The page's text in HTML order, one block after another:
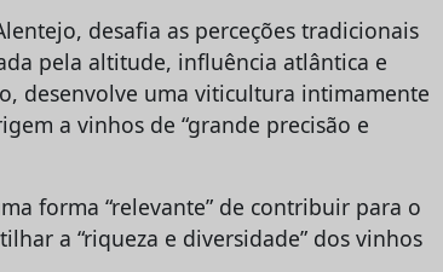
desafia as perceções tradicionais
pela altitude, influência atlântica e
desenvolve uma viticultura intimamente
a vinhos de “grande precisão e
forma “relevante” de contribuir para o
a “riqueza e diversidade” dos vinhos